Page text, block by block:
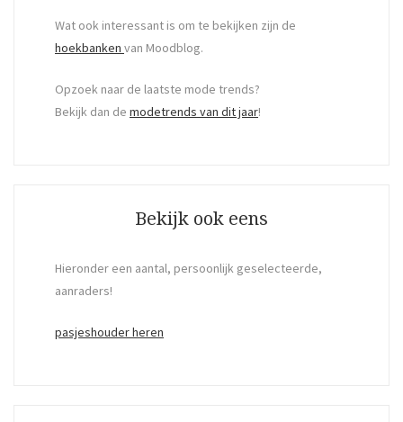
Wat ook interessant is om te bekijken zijn de
hoekbanken van Moodblog.
Opzoek naar de laatste mode trends?
Bekijk dan de modetrends van dit jaar!
Bekijk ook eens
Hieronder een aantal, persoonlijk geselecteerde,
aanraders!
pasjeshouder heren